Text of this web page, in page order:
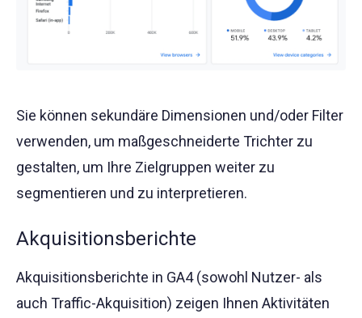
Sie können sekundäre Dimensionen und/oder Filter
verwenden, um maßgeschneiderte Trichter zu
gestalten, um Ihre Zielgruppen weiter zu
segmentieren und zu interpretieren.
Akquisitionsberichte
Akquisitionsberichte in GA4 (sowohl Nutzer- als
auch Traffic-Akquisition) zeigen Ihnen Aktivitäten